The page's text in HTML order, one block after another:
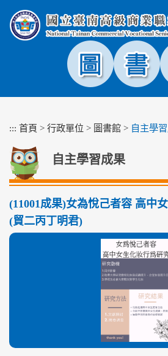
塊
::: 首頁 > 行政單位 > 圖書館 > 自主學
自主學習成果
(11001成果)女為悅己者容 高中
(貿二丙丁明君)